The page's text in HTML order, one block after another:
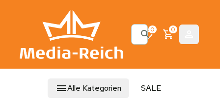
0 0
Alle Kategorien
SALE